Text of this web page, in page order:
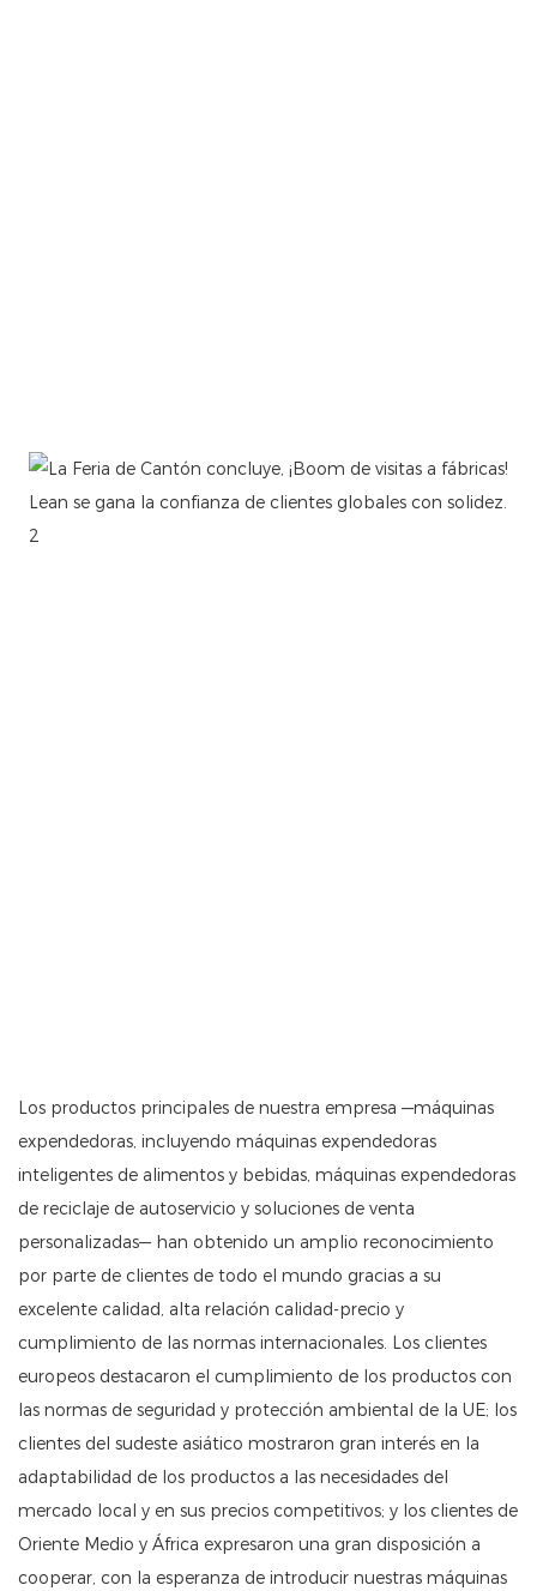
Los productos principales de nuestra empresa —máquinas
expendedoras, incluyendo máquinas expendedoras
inteligentes de alimentos y bebidas, máquinas expendedoras
de reciclaje de autoservicio y soluciones de venta
personalizadas— han obtenido un amplio reconocimiento
por parte de clientes de todo el mundo gracias a su
excelente calidad, alta relación calidad-precio y
cumplimiento de las normas internacionales. Los clientes
europeos destacaron el cumplimiento de los productos con
las normas de seguridad y protección ambiental de la UE; los
clientes del sudeste asiático mostraron gran interés en la
adaptabilidad de los productos a las necesidades del
mercado local y en sus precios competitivos; y los clientes de
Oriente Medio y África expresaron una gran disposición a
cooperar, con la esperanza de introducir nuestras máquinas